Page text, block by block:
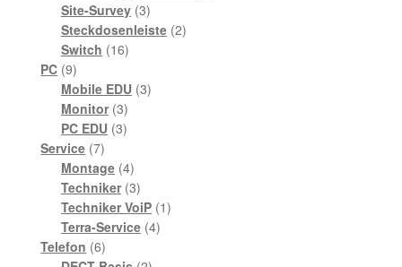
Site-Survey 33
Produkte
Steckdosenleiste 22
Switch 1616
PC 99
Produkte
Mobile EDU 33
Monitor 33
Produkte
PC EDU 33
Service 77
Produkte
Montage 44
Produkte
Techniker 33
Produkte
Techniker VoiP 11
Terra-Service 44
Telefon 66